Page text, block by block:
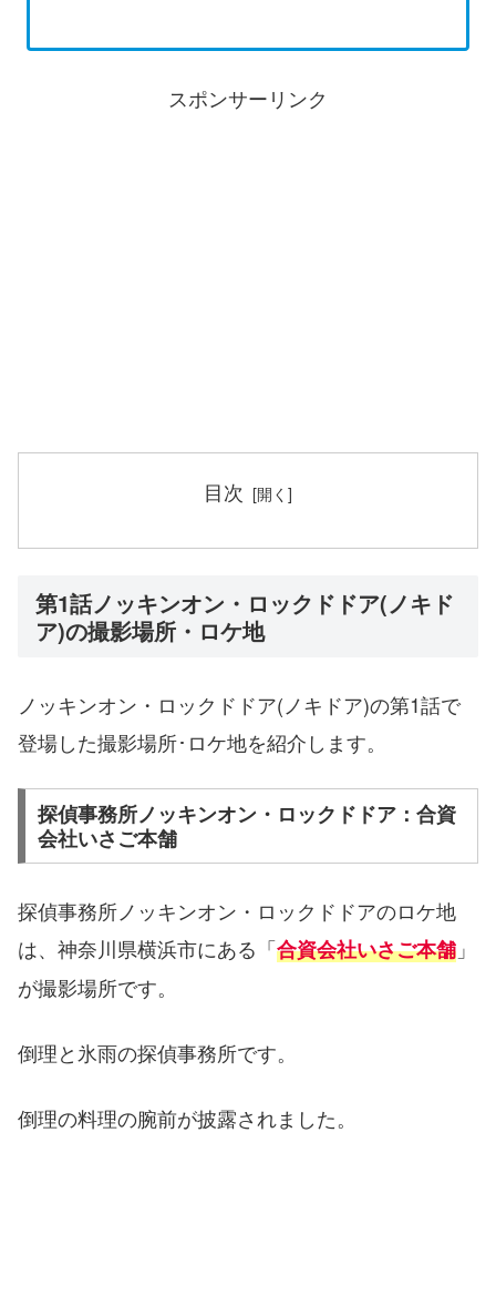
スポンサーリンク
目次
第1話ノッキンオン・ロックドドア(ノキド
ア)の撮影場所・ロケ地
ノッキンオン・ロックドドア(ノキドア)の第1話で
登場した撮影場所･ロケ地を紹介します。
探偵事務所ノッキンオン・ロックドドア：合資
会社いさご本舗
探偵事務所ノッキンオン・ロックドドアのロケ地
は、神奈川県横浜市にある「合資会社いさご本舗 」
が撮影場所です。
倒理と氷雨の探偵事務所です。
倒理の料理の腕前が披露されました。